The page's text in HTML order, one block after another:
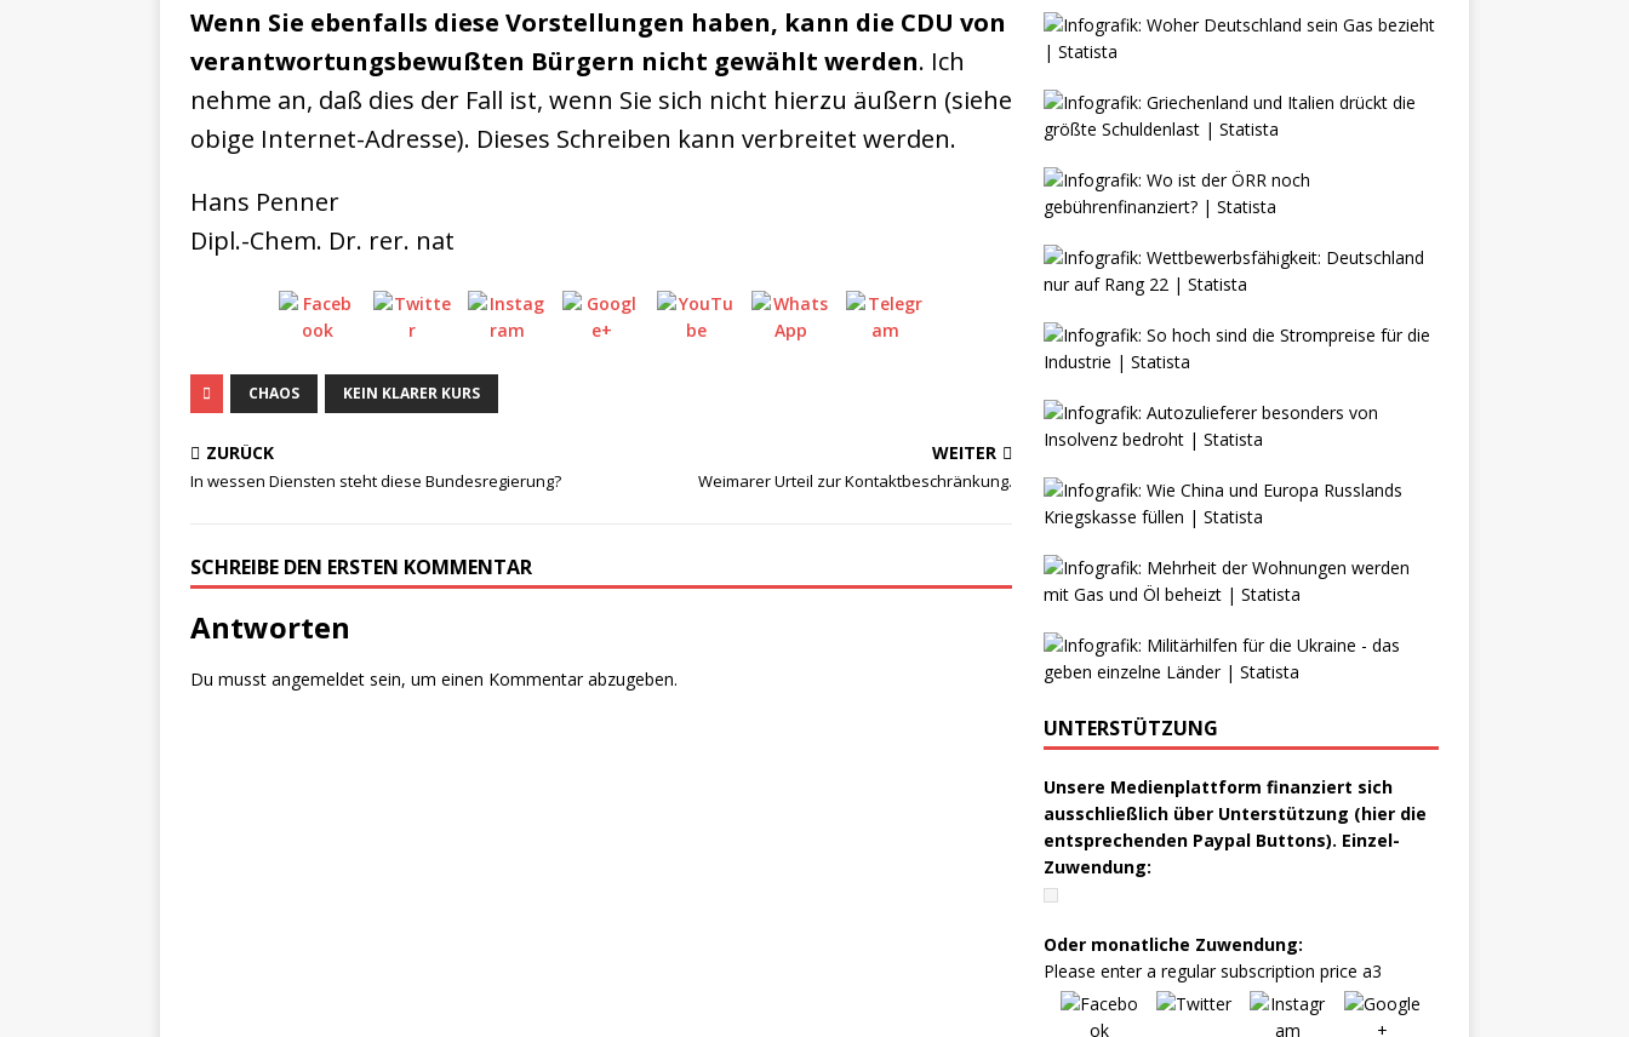
Wenn Sie ebenfalls diese Vorstellungen haben, kann die CDU von
verantwortungsbewußten Bürgern nicht gewählt werden. Ich
nehme an, daß dies der Fall ist, wenn Sie sich nicht hierzu äußern (siehe
obige Internet-Adresse). Dieses Schreiben kann verbreitet werden.
Hans Penner
Dipl.-Chem. Dr. rer. nat
CHAOS KEIN KLARER KURS
ZURÜCK
In wessen Diensten steht diese Bundesregierung?
WEITER
Weimarer Urteil zur Kontaktbeschränkung.
SCHREIBE DEN ERSTEN KOMMENTAR
Antworten
Du musst angemeldet sein, um einen Kommentar abzugeben.
UNTERSTÜTZUNG
Unsere Medienplattform finanziert sich
ausschließlich über Unterstützung (hier die
entsprechenden Paypal Buttons). Einzel-
Zuwendung:
Oder monatliche Zuwendung:
Please enter a regular subscription price a3